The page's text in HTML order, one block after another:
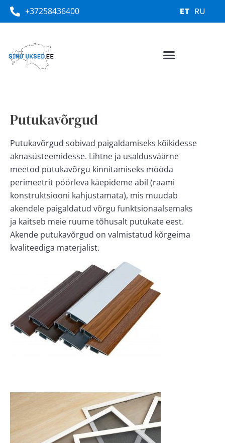
+37258436400 ET RU
Putukavõrgud
Putukavõrgud sobivad paigaldamiseks kõikidesse
aknasüsteemidesse. Lihtne ja usaldusväärne
meetod putukavõrgu kinnitamiseks mööda
perimeetrit pöörleva käepideme abil (raami
konstruktsiooni kahjustamata), mis muudab
akendele paigaldatud võrgu funktsionaalsemaks
ja kaitseb meie ruume tõhusalt putukate eest.
Akende putukavõrgud on valmistatud kõrgeima
kvaliteediga materjalist.